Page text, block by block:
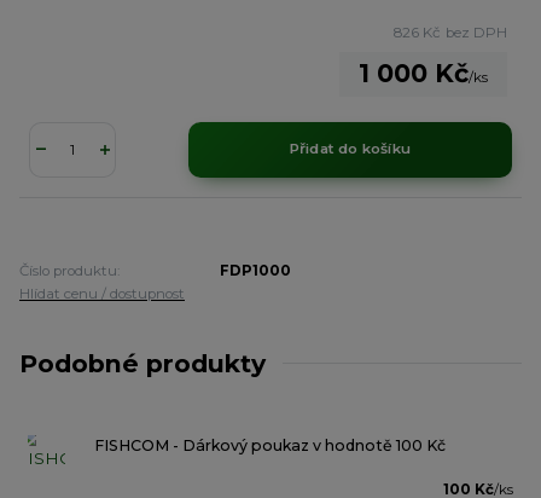
1 000 Kč/ks
826 Kč bez DPH
Přidat do košíku
Číslo produktu:
FDP1000
Hlídat cenu / dostupnost
Podobné produkty
FISHCOM - Dárkový poukaz v hodnotě 100 Kč
100 Kč/ks